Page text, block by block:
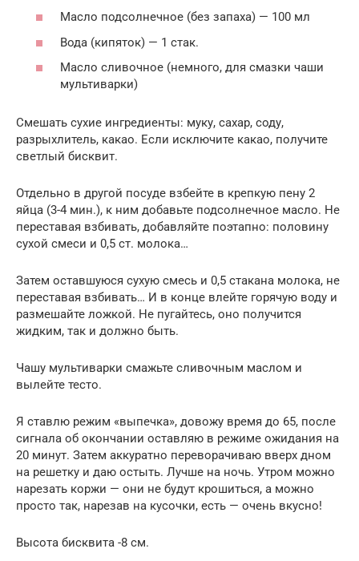
Масло подсолнечное (без запаха) — 100 мл
Вода (кипяток) — 1 стак.
Масло сливочное (немного, для смазки чаши
мультиварки)
Смешать сухие ингредиенты: муку, сахар, соду,
разрыхлитель, какао. Если исключите какао, получите
светлый бисквит.
Отдельно в другой посуде взбейте в крепкую пену 2
яйца (3-4 мин.), к ним добавьте подсолнечное масло. Не
переставая взбивать, добавляйте поэтапно: половину
сухой смеси и 0,5 ст. молока…
Затем оставшуюся сухую смесь и 0,5 стакана молока, не
переставая взбивать… И в конце влейте горячую воду и
размешайте ложкой. Не пугайтесь, оно получится
жидким, так и должно быть.
Чашу мультиварки смажьте сливочным маслом и
вылейте тесто.
Я ставлю режим «выпечка», довожу время до 65, после
сигнала об окончании оставляю в режиме ожидания на
20 минут. Затем аккуратно переворачиваю вверх дном
на решетку и даю остыть. Лучше на ночь. Утром можно
нарезать коржи — они не будут крошиться, а можно
просто так, нарезав на кусочки, есть — очень вкусно!
Высота бисквита -8 см.